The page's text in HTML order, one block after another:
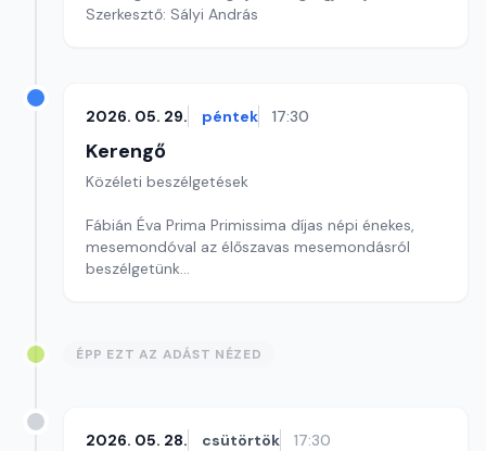
Szerkesztő: Sályi András
2026. 05. 29. péntek 17:30
Kerengő
Közéleti beszélgetések
Fábián Éva Prima Primissima díjas népi énekes,
mesemondóval az élőszavas mesemondásról
beszélgetünk
ÉPP EZT AZ ADÁST NÉZED
2026. 05. 28. csütörtök 17:30